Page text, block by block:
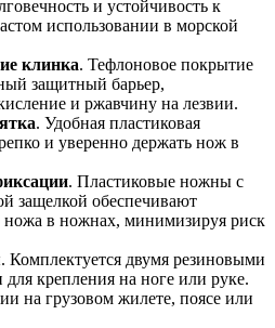
и устойчивость к
использовании в морской
клинка. Тефлоновое покрытие
защитный барьер,
и ржавчину на лезвии.
. Удобная пластиковая
и уверенно держать нож в
. Пластиковые ножны с
защелкой обеспечивают
в ножнах, минимизируя риск
. Комплектуется двумя резиновыми
крепления на ноге или руке.
на грузовом жилете, поясе или